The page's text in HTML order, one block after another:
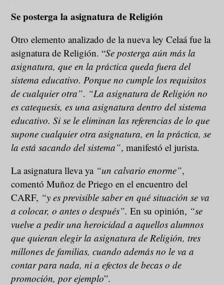
Se posterga la asignatura de Religión
Otro elemento analizado de la nueva ley Celaá fue la
asignatura de Religión. “Se posterga aún más la
asignatura, que en la práctica queda fuera del
sistema educativo. Porque no cumple los requisitos
de cualquier otra”. “La asignatura de Religión no
es catequesis, es una asignatura dentro del sistema
educativo. Si se le eliminan las referencias de lo que
supone cualquier otra asignatura, en la práctica, se
la está sacando del sistema”, manifestó el jurista.
La asignatura lleva ya “un calvario enorme”,
comentó Muñoz de Priego en el encuentro del
CARF, “y es previsible saber en qué situación se va
a colocar, o antes o después”. En su opinión, “se
vuelve a pedir una heroicidad a aquellos alumnos
que quieran elegir la asignatura de Religión, tres
millones de familias, cuando además no le va a
contar para nada, ni a efectos de becas o de
promoción, por ejemplo”.